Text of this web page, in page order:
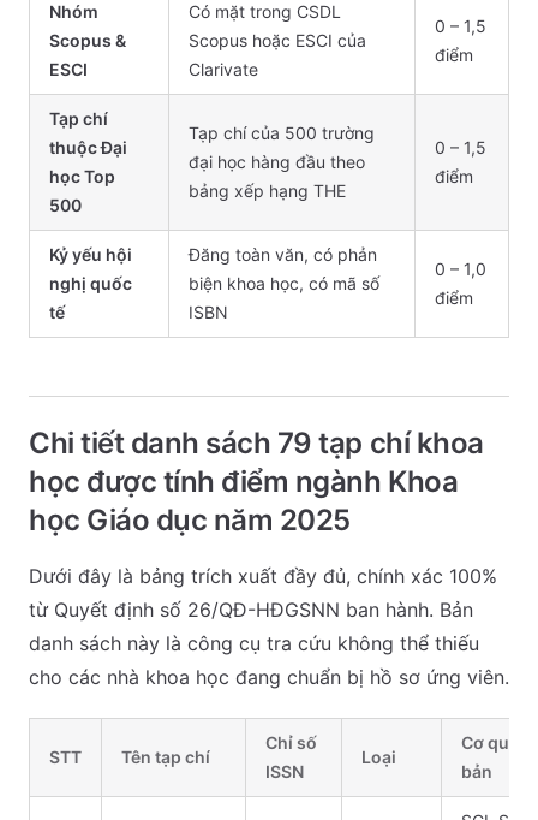
Nhóm
Scopus &
ESCI
Có mặt trong CSDL
Scopus hoặc ESCI của
Clarivate
0 – 1,5
điểm
Tạp chí
thuộc Đại
học Top
500
Tạp chí của 500 trường
đại học hàng đầu theo
bảng xếp hạng THE
0 – 1,5
điểm
Kỷ yếu hội
nghị quốc
tế
Đăng toàn văn, có phản
biện khoa học, có mã số
ISBN
0 – 1,0
điểm
Chi tiết danh sách 79 tạp chí khoa
học được tính điểm ngành Khoa
học Giáo dục năm 2025
Dưới đây là bảng trích xuất đầy đủ, chính xác 100%
từ Quyết định số 26/QĐ-HĐGSNN ban hành. Bản
danh sách này là công cụ tra cứu không thể thiếu
cho các nhà khoa học đang chuẩn bị hồ sơ ứng viên.
STT Tên tạp chí
Chỉ số
ISSN
Loại
Cơ quan
bản